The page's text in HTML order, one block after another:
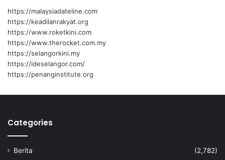
https://malaysiadateline.com
https://keadilanrakyat.org
https://www.roketkini.com
https://www.therocket.com.my
https://selangorkini.my
https://ideselangor.com/
https://penanginstitute.org
Categories
Berita
(2,782)